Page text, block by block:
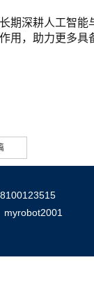
期深耕人工智能
用，助力更多具
myrobot2001